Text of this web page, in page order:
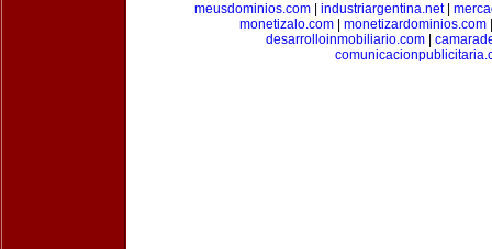
meusdominios.com| industriargentina.net|
monetizalo.com| monetizardominios.com
desarrolloinmobiliario.com